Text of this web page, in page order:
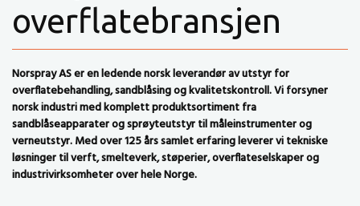
overflatebransjen
Norspray AS er en ledende norsk leverandør av utstyr for
overflatebehandling, sandblåsing og kvalitetskontroll. Vi forsyner
norsk industri med komplett produktsortiment fra
sandblåseapparater og sprøyteutstyr til måleinstrumenter og
verneutstyr. Med over 125 års samlet erfaring leverer vi tekniske
løsninger til verft, smelteverk, støperier, overflateselskaper og
industrivirksomheter over hele Norge.